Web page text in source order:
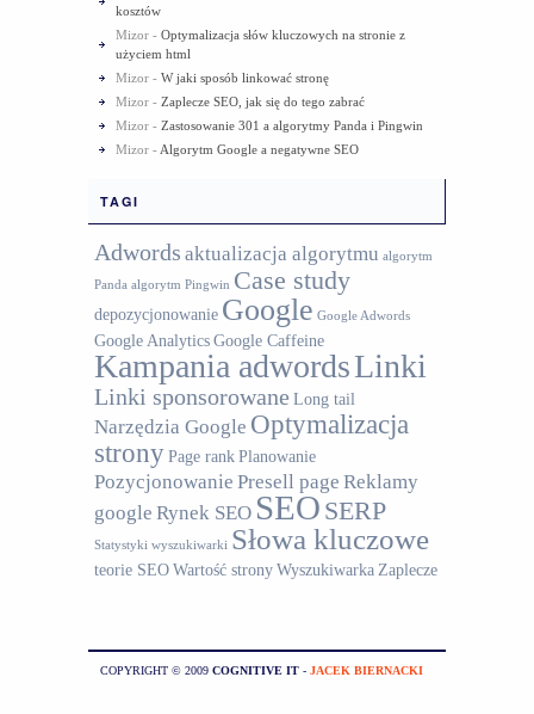
kosztów
Mizor - Optymalizacja słów kluczowych na stronie z
użyciem html
Mizor - W jaki sposób linkować stronę
Mizor - Zaplecze SEO, jak się do tego zabrać
Mizor - Zastosowanie 301 a algorytmy Panda i Pingwin
Mizor - Algorytm Google a negatywne SEO
TAGI
Adwords aktualizacja algorytmu algorytm
Panda algorytm Pingwin Case study
depozycjonowanie Google Google Adwords
Google AnalyticsGoogle Caffeine
Kampania adwordsLinki
Linki sponsorowane Long tail
Narzędzia Google Optymalizacja
stronyPage rankPlanowanie
Pozycjonowanie Presell page Reklamy
google Rynek SEO SEO SERP
Statystyki wyszukiwarki Słowa kluczowe
teorie SEOWartość stronyWyszukiwarka Zaplecze
COPYRIGHT © 2009 COGNITIVE IT - JACEK BIERNACKI